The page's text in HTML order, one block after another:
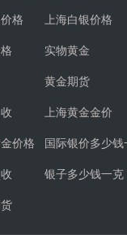
格 上海白银价格
实物黄金
黄金期货
上海黄金金价
价格 国际银价多少钱
银子多少钱一克